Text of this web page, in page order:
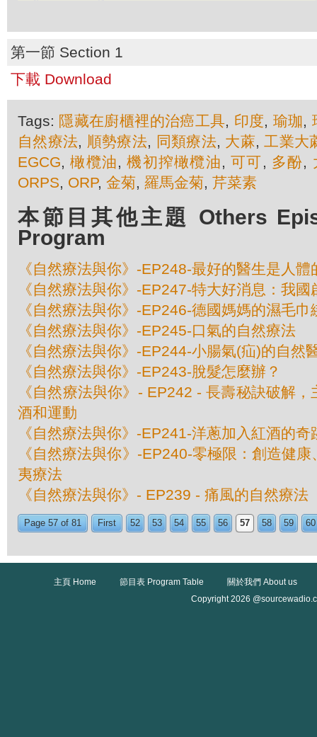
第一節 Section 1
下載 Download
Tags: 隱藏在廚櫃裡的治癌工具, 印度, 瑜珈,
自然療法, 順勢療法, 同類療法, 大蔴,工業大
EGCG,橄欖油,機初搾橄欖油,可可, 多酚,
ORPS, ORP, 金菊, 羅馬金菊, 芹菜素
本節目其他主題 Others
Program
《自然療法與你》-EP248-最好的醫生是人體
《自然療法與你》-EP247-特大好消息：我
《自然療法與你》-EP246-德國媽媽的濕毛巾
《自然療法與你》-EP245-口氣的自然療法
《自然療法與你》-EP244-小腸氣(疝)的自然
《自然療法與你》-EP243-脫髮怎麼辦？
《自然療法與你》- EP242 - 長壽秘訣破解
酒和運動
《自然療法與你》-EP241-洋蔥加入紅酒的奇
《自然療法與你》-EP240-零極限：創造健
夷療法
《自然療法與你》- EP239 - 痛風的自然療法
Page 57 of 81 First 52 53 54 55 56 57 58 59 60
主頁 Home 節目表 Program Table
關於我們 About us
Copyright 2026